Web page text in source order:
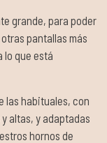
grande, para poder
pantallas más
lo que está
las habituales, con
altas, y adaptadas
hornos de